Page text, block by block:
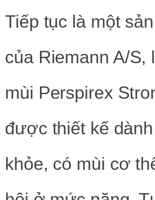
Tiếp tục là một
của Riemann A/S,
mùi Perspirex
được thiết kế
khỏe, có mùi cơ